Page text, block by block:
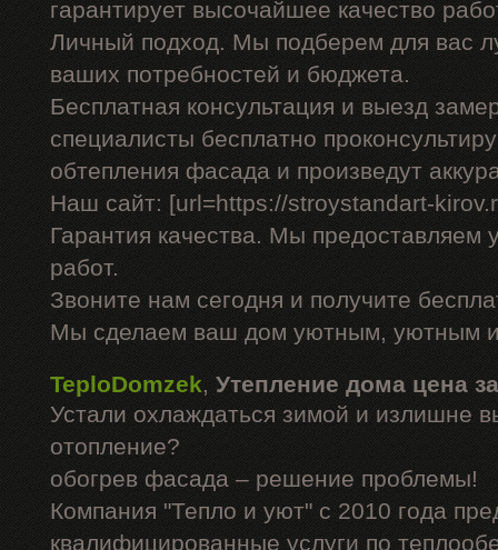
гарантирует высочайшее качество
Личный подход. Мы подберем для вас
ваших потребностей и бюджета.
Бесплатная консультация и выезд
специалисты бесплатно
обтепления фасада и произведут
Наш сайт: [url=https://stroystandart-
Гарантия качества. Мы предоставляем
работ.
Звоните нам сегодня и получите
Мы сделаем ваш дом уютным, уютным
TeploDomzek, Утепление дома цена за
Устали охлаждаться зимой и излишне
отопление?
обогрев фасада – решение проблемы!
Компания "Тепло и уют" с 2010 года
квалифицированные услуги по